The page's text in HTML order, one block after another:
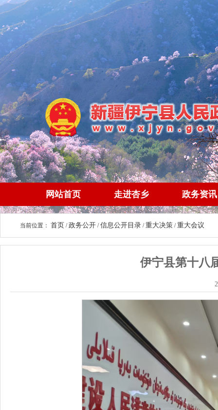
网站首页 走进杏乡 政务资讯
当前位置： 首页 /政务公开 /信息公开目录 /重大决策 /重大会议
伊宁县第十八